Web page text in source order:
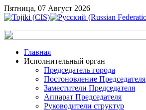
Пятница, 07 Август 2026
Главная
Исполнительный орган
Председатель города
Постоновление Председателя
Заместители Председателя
Аппарат Председателя
Руководители структур